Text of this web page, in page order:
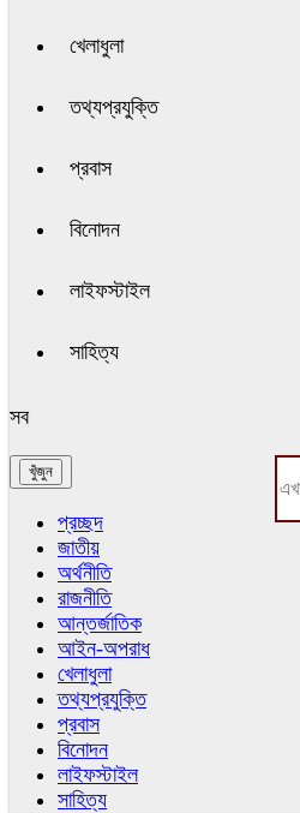
খেলাধুলা
তথ্যপ্রযুক্তি
প্রবাস
বিনোদন
লাইফস্টাইল
সাহিত্য
সব
প্রচ্ছদ
জাতীয়
অর্থনীতি
রাজনীতি
আন্তর্জাতিক
আইন-অপরাধ
খেলাধুলা
তথ্যপ্রযুক্তি
প্রবাস
বিনোদন
লাইফস্টাইল
সাহিত্য